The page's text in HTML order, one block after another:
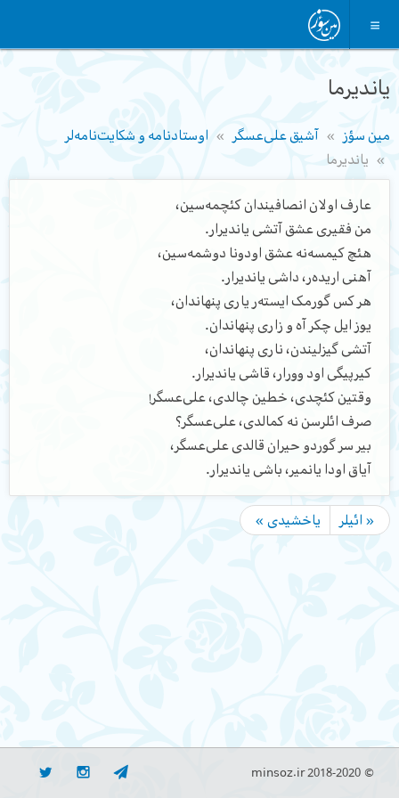
یاندیرما
مین سؤز آشیق علی‌عسگر
اوستادنامه و شکایت‌نامه‌لر
یاندیرما
عارف اولان انصافیندان کئچمه‌سین،
من فقیری عشق آتشی یاندیرار.
هئچ کیمسه‌نه عشق اودونا دوشمه‌سین،
آهنی اریده‌ر، داشی یاندیرار.
هر کس گورمک ایسته‌ر یاری پنهاندان،
یوز ایل چکر آه و زاری پنهاندان.
آتشی گیزلیندن، ناری پنهاندان،
کیرپیگی اود وورار، قاشی یاندیرار.
وقتین کئچدی، خطین چالدی، علی‌عسگر!
صرف ائلرسن نه کمالدی، علی‌عسگر؟
بیر سر گوردو حیران قالدی علی‌عسگر،
آیاق اودا یانمیر، باشی یاندیرار.
« ائیلر یاخشیدی »
© minsoz.ir 2018-2020